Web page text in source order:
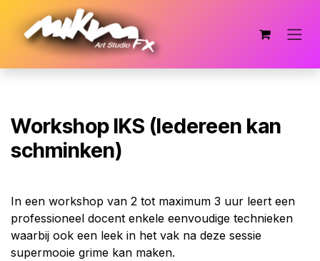
Overslaan naar inhoud
Workshop IKS (Iedereen kan
schminken)
In een workshop van 2 tot maximum 3 uur leert een
professioneel docent enkele eenvoudige technieken
waarbij ook een leek in het vak na deze sessie
supermooie grime kan maken.